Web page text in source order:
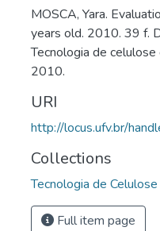
MOSCA, Yara.
years old. 2010. 39 f.
Tecnologia de
2010.
URI
http://locus.ufv.br/
Collections
Tecnologia de
Full item page